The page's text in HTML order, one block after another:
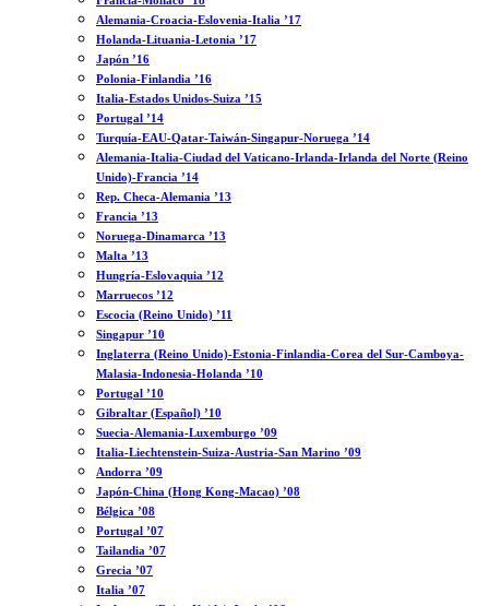
Alemania-Croacia-Eslovenia-Italia ’17
Holanda-Lituania-Letonia ’17
Japón ’16
Polonia-Finlandia ’16
Italia-Estados Unidos-Suiza ’15
Portugal ’14
Turquía-EAU-Qatar-Taiwán-Singapur-Noruega ’14
Alemania-Italia-Ciudad del Vaticano-Irlanda-Irlanda del Norte (Reino
Unido)-Francia ’14
Rep. Checa-Alemania ’13
Francia ’13
Noruega-Dinamarca ’13
Malta ’13
Hungría-Eslovaquia ’12
Marruecos ’12
Escocia (Reino Unido) ’11
Singapur ’10
Inglaterra (Reino Unido)-Estonia-Finlandia-Corea del Sur-Camboya-
Malasia-Indonesia-Holanda ’10
Portugal ’10
Gibraltar (Español) ’10
Suecia-Alemania-Luxemburgo ’09
Italia-Liechtenstein-Suiza-Austria-San Marino ’09
Andorra ’09
Japón-China (Hong Kong-Macao) ’08
Bélgica ’08
Portugal ’07
Tailandia ’07
Grecia ’07
Italia ’07